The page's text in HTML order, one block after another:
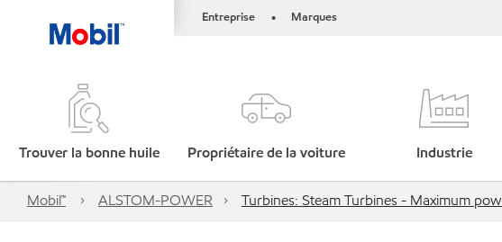
Entreprise • Marques
Trouver la bonne huile Propriétaire de la voiture Industrie
Mobil™ ALSTOM-POWER Turbines: Steam Turbines - Maximum